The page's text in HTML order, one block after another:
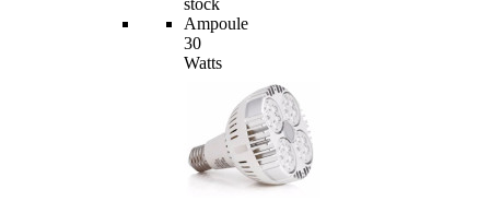
stock
Ampoule
30
Watts